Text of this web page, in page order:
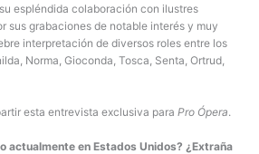
espléndida colaboración con ilustres
sus grabaciones de notable interés y muy
interpretación de diversos roles entre los
Norma, Gioconda, Tosca, Senta, Ortrud,
esta entrevista exclusiva para Pro Ópera.
actualmente en Estados Unidos? ¿Extraña